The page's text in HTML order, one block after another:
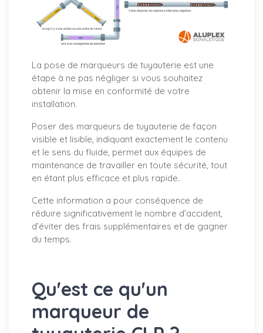
La pose de marqueurs de tuyauterie est une
étape à ne pas négliger si vous souhaitez
obtenir la mise en conformité de votre
installation.
Poser des marqueurs de tuyauterie de façon
visible et lisible, indiquant exactement le contenu
et le sens du fluide, permet aux équipes de
maintenance de travailler en toute sécurité, tout
en étant plus efficace et plus rapide.
Cette information a pour conséquence de
réduire significativement le nombre d’accident,
d’éviter des frais supplémentaires et de gagner
du temps.
Qu'est ce qu'un
marqueur de